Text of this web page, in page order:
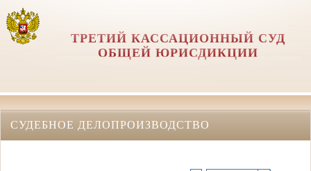
ТРЕТИЙ КАССАЦИОННЫЙ СУД
ОБЩЕЙ ЮРИСДИКЦИИ
СУДЕБНОЕ ДЕЛОПРОИЗВОДСТВО